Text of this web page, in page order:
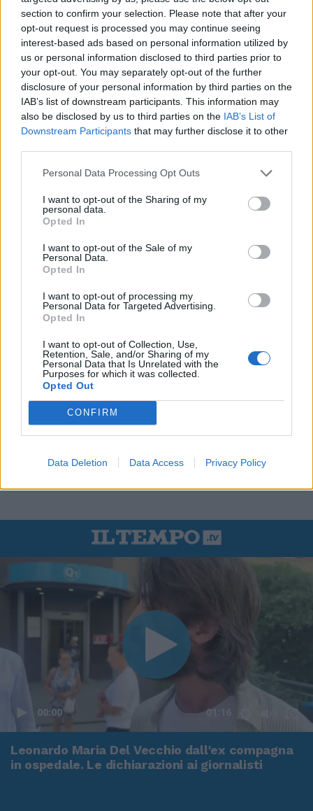
section to confirm your selection. Please note that after your
opt-out request is processed you may continue seeing
interest-based ads based on personal information utilized by
us or personal information disclosed to third parties prior to
your opt-out. You may separately opt-out of the further
disclosure of your personal information by third parties on the
IAB’s list of downstream participants. This information may
also be disclosed by us to third parties on the IAB’s List of
Downstream Participants that may further disclose it to other
Personal Data Processing Opt Outs
I want to opt-out of the Sharing of my
personal data.
Opted In
I want to opt-out of the Sale of my
Personal Data.
Opted In
I want to opt-out of processing my
Personal Data for Targeted Advertising.
Opted In
I want to opt-out of Collection, Use,
Retention, Sale, and/or Sharing of my
Personal Data that Is Unrelated with the
Purposes for which it was collected.
Opted Out
CONFIRM
Data Deletion Data Access Privacy Policy
00:00 01:16
Leonardo Maria Del Vecchio dall'ex compagna
in ospedale. Le dichiarazioni ai giornalisti